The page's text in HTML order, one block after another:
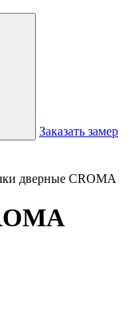
Заказать замер
дверные CROMA